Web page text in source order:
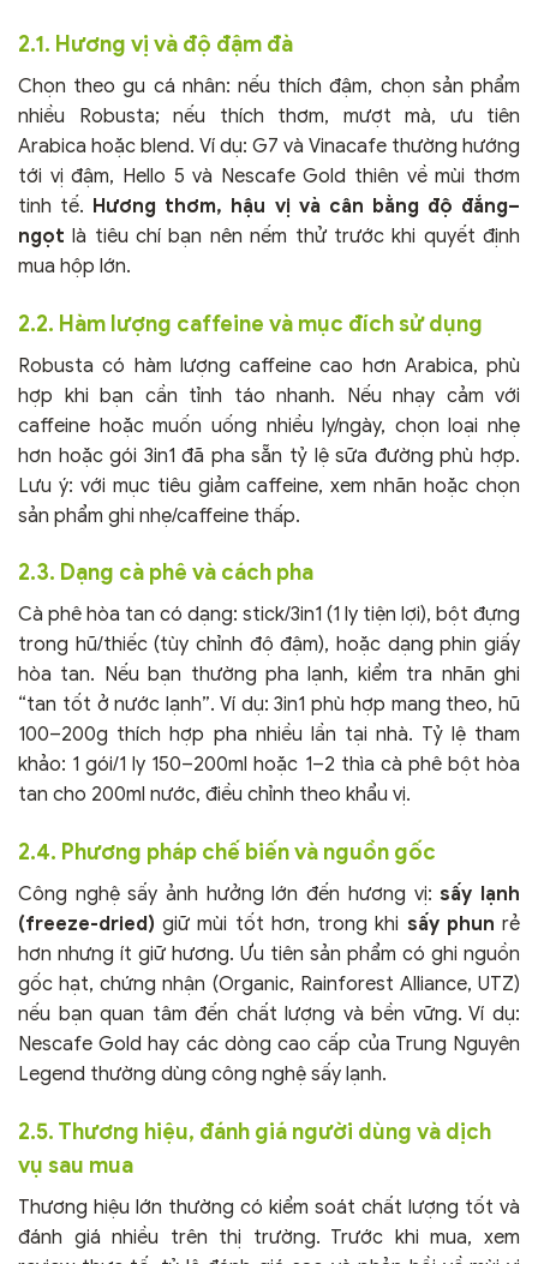
2.1. Hương vị và độ đậm đà
Chọn theo gu cá nhân: nếu thích đậm, chọn sản phẩm
nhiều Robusta; nếu thích thơm, mượt mà, ưu tiên
Arabica hoặc blend. Ví dụ: G7 và Vinacafe thường hướng
tới vị đậm, Hello 5 và Nescafe Gold thiên về mùi thơm
tinh tế. Hương thơm, hậu vị và cân bằng độ đắng–
ngọt là tiêu chí bạn nên nếm thử trước khi quyết định
mua hộp lớn.
2.2. Hàm lượng caffeine và mục đích sử dụng
Robusta có hàm lượng caffeine cao hơn Arabica, phù
hợp khi bạn cần tỉnh táo nhanh. Nếu nhạy cảm với
caffeine hoặc muốn uống nhiều ly/ngày, chọn loại nhẹ
hơn hoặc gói 3in1 đã pha sẵn tỷ lệ sữa đường phù hợp.
Lưu ý: với mục tiêu giảm caffeine, xem nhãn hoặc chọn
sản phẩm ghi nhẹ/caffeine thấp.
2.3. Dạng cà phê và cách pha
Cà phê hòa tan có dạng: stick/3in1 (1 ly tiện lợi), bột đựng
trong hũ/thiếc (tùy chỉnh độ đậm), hoặc dạng phin giấy
hòa tan. Nếu bạn thường pha lạnh, kiểm tra nhãn ghi
“tan tốt ở nước lạnh”. Ví dụ: 3in1 phù hợp mang theo, hũ
100–200g thích hợp pha nhiều lần tại nhà. Tỷ lệ tham
khảo: 1 gói/1 ly 150–200ml hoặc 1–2 thìa cà phê bột hòa
tan cho 200ml nước, điều chỉnh theo khẩu vị.
2.4. Phương pháp chế biến và nguồn gốc
Công nghệ sấy ảnh hưởng lớn đến hương vị:sấy lạnh
(freeze-dried) giữ mùi tốt hơn, trong khi sấy phun rẻ
hơn nhưng ít giữ hương. Ưu tiên sản phẩm có ghi nguồn
gốc hạt, chứng nhận (Organic, Rainforest Alliance, UTZ)
nếu bạn quan tâm đến chất lượng và bền vững. Ví dụ:
Nescafe Gold hay các dòng cao cấp của Trung Nguyên
Legend thường dùng công nghệ sấy lạnh.
2.5. Thương hiệu, đánh giá người dùng và dịch
vụ sau mua
Thương hiệu lớn thường có kiểm soát chất lượng tốt và
đánh giá nhiều trên thị trường. Trước khi mua, xem